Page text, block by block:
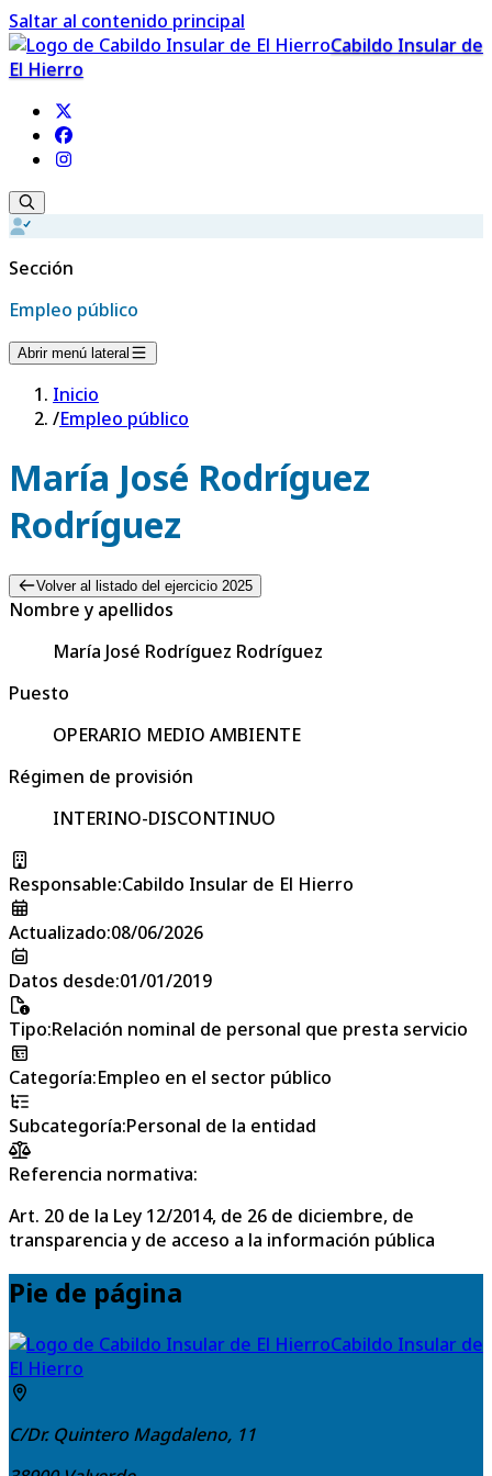
Saltar al contenido principal
Cabildo Insular de
El Hierro
Sección
Empleo público
Abrir menú lateral
Inicio
/Empleo público
María José Rodríguez
Rodríguez
Volver al listado del ejercicio 2025
Nombre y apellidos
María José Rodríguez Rodríguez
Puesto
OPERARIO MEDIO AMBIENTE
Régimen de provisión
INTERINO-DISCONTINUO
Responsable:Cabildo Insular de El Hierro
Actualizado:08/06/2026
Datos desde:01/01/2019
Tipo:Relación nominal de personal que presta servicio
Categoría:Empleo en el sector público
Subcategoría:Personal de la entidad
Referencia normativa:
Art. 20 de la Ley 12/2014, de 26 de diciembre, de
transparencia y de acceso a la información pública
Pie de página
Cabildo Insular de
El Hierro
C/Dr. Quintero Magdaleno, 11